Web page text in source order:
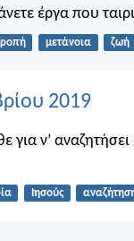
έργα που
μετάνοια ζωή
2019
ν’
Ιησούς